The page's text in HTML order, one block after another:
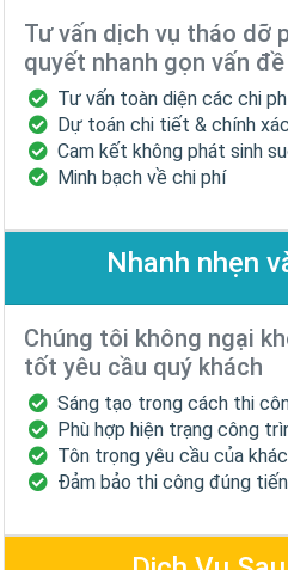
Tư vấn dịch vụ tháo dỡ
quyết nhanh gọn vấn
Tư vấn toàn diện các chi
Dự toán chi tiết & chính
Cam kết không phát sinh
Minh bạch về chi phí
Nhanh nhẹn
Chúng tôi không ngại
tốt yêu cầu quý khách
Sáng tạo trong cách thi
Phù hợp hiện trạng công
Tôn trọng yêu cầu của
Đảm bảo thi công đúng